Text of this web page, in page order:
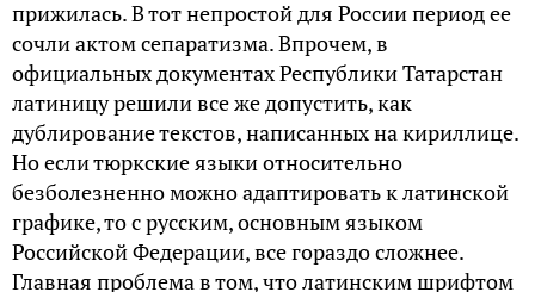
прижилась. В тот непростой для России период ее
сочли актом сепаратизма. Впрочем, в
официальных документах Республики Татарстан
латиницу решили все же допустить, как
дублирование текстов, написанных на кириллице.
Но если тюркские языки относительно
безболезненно можно адаптировать к латинской
графике, то с русским, основным языком
Российской Федерации, все гораздо сложнее.
Главная проблема в том, что латинским шрифтом